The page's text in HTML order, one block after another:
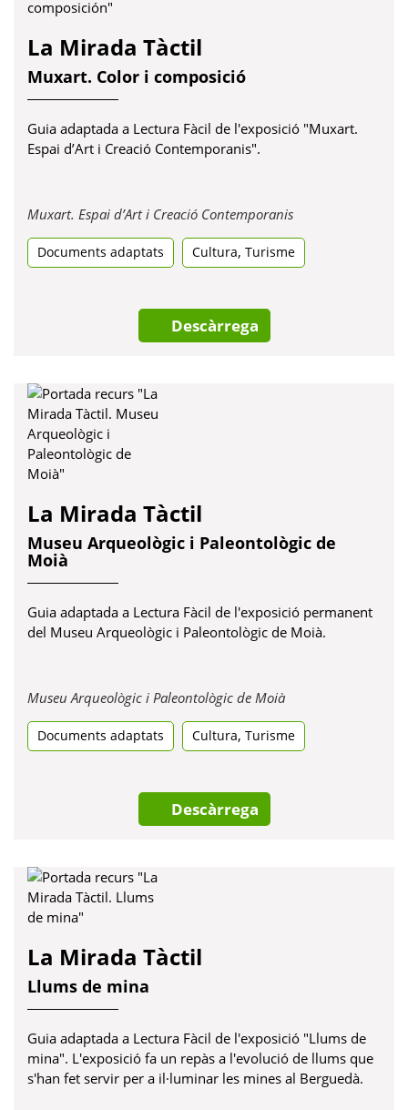
La Mirada Tàctil
Muxart. Color i composició
Guia adaptada a Lectura Fàcil de l'exposició "Muxart.
Espai d’Art i Creació Contemporanis".
Muxart. Espai d’Art i Creació ContemporanisObre
una
pestanya
Documents adaptats Cultura, Turisme
Descàrrega
La Mirada Tàctil
Museu Arqueològic i Paleontològic de
Moià
Guia adaptada a Lectura Fàcil de l'exposició permanent
del Museu Arqueològic i Paleontològic de Moià.
Museu Arqueològic i Paleontològic de MoiàObre
una
pestanya
Documents adaptats Cultura, Turisme
Descàrrega
La Mirada Tàctil
Llums de mina
Guia adaptada a Lectura Fàcil de l'exposició "Llums de
mina". L'exposició fa un repàs a l'evolució de llums que
s'han fet servir per a il·luminar les mines al Berguedà.